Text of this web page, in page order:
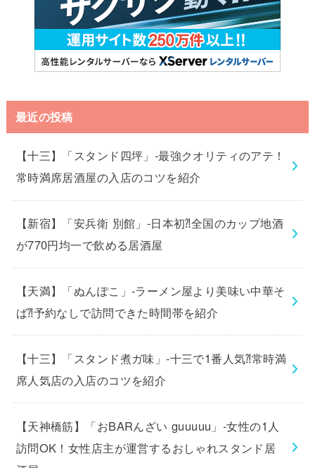
最近の投稿
【十三】「スタンド四坪」-最強クオリティのアテ！
常時満席居酒屋の入店のコツを紹介
【新宿】「安兵衛 別館」-日本初⁈全国のカップ地酒
が770円均一で飲める居酒屋
【天満】「ぬんぽこ」-ラーメン屋より美味い中華そ
ば⁈予約なしで訪問できた時間帯を紹介
【十三】「スタンド煮ガ味」-十三で1番人気⁈常時満
席人気店の入店のコツを紹介
【天神橋筋】「おBARんざい guuuuu」-女性の1人
訪問OK！女性店主が運営するおしゃれスタンド居